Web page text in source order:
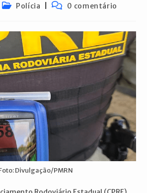
Categoria
Polícia
Comentários
0 comentário
Divulgação/PMRN